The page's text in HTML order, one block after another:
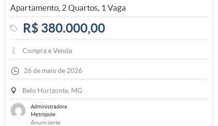
Apartamento, 2 Quartos, 1 Vaga
R$ 380.000,00
Compra e Venda
26 de maio de 2026
Belo Horizonte, MG
Administradora
Metrópole
Anunciante